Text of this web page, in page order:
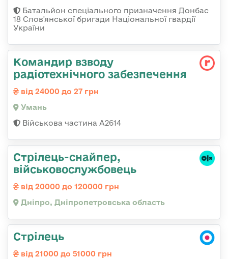
Батальйон спеціального призначення Донбас
18 Слов'янської бригади Національної гвардії
України
Командир взводу
радіотехнічного забезпечення
від 24000 до 27 грн
Умань
Військова частина А2614
Стрілець-снайпер,
військовослужбовець
від 20000 до 120000 грн
Дніпро, Дніпропетровська область
Стрілець
від 21000 до 51000 грн